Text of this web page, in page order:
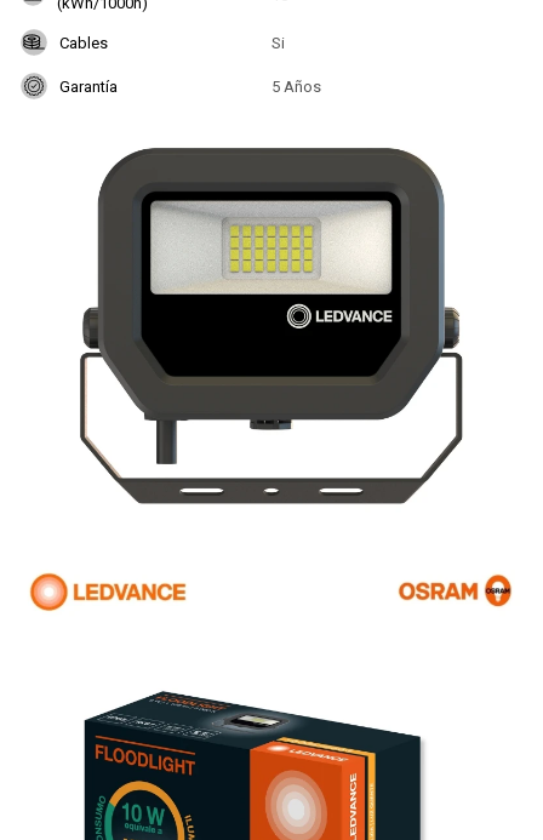
Cables Si
Garantía 5 Años